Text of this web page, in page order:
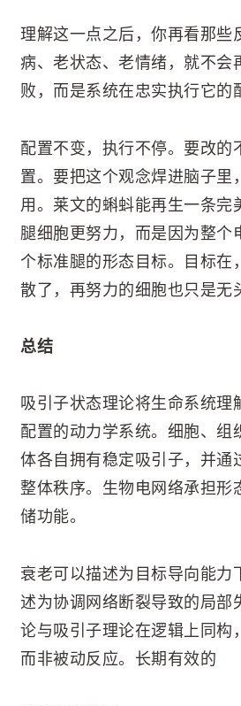
理解这一点之后，你再看那些
病、老状态、老情绪，就不会
败，而是系统在忠实执行它的
配置不变，执行不停。要改的
置。要把这个观念焊进脑子里
用。莱文的蝌蚪能再生一条完
腿细胞更努力，而是因为整个
个标准腿的形态目标。目标在
散了，再努力的细胞也只是无
总结
吸引子状态理论将生命系统理
配置的动力学系统。细胞、组
体各自拥有稳定吸引子，并通
整体秩序。生物电网络承担形
储功能。
衰老可以描述为目标导向能力
述为协调网络断裂导致的局部
论与吸引子理论在逻辑上同构
而非被动反应。长期有效的